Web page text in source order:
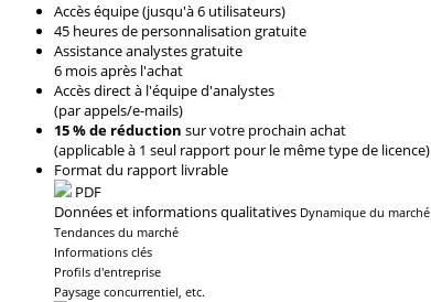
Accès équipe (jusqu'à 6 utilisateurs)
45 heures de personnalisation gratuite
Assistance analystes gratuite
6 mois après l'achat
Accès direct à l'équipe d'analystes
(par appels/e-mails)
15 % de réduction sur votre prochain achat
(applicable à 1 seul rapport pour le même type de licence)
Format du rapport livrable
PDF
Données et informations qualitatives Dynamique du marché
Tendances du marché
Informations clés
Profils d'entreprise
Paysage concurrentiel, etc.